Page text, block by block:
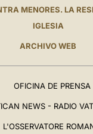
MENORES. LA
IGLESIA
ARCHIVO WEB
OFICINA DE PRENSA
NEWS - RADIO
L'OSSERVATORE